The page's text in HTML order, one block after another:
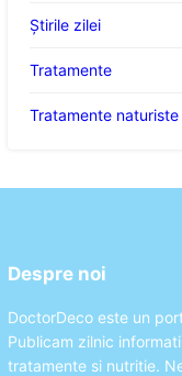
Știrile zilei
Tratamente
Tratamente naturiste
Despre noi
DoctorDeco este un
Publicam zilnic
tratamente si nutritie.